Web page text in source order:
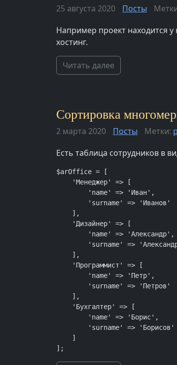
25 августа 2020 Посты
Например проект находится
хостинг.
Читать далее
Сортировка
2 марта 2020 Посты Метки:
Есть таблица сотрудников в
$arOffice = [
];